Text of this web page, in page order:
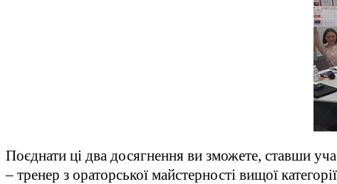
Поєднати ці два досягнення ви зможете, ставши
– тренер з ораторської майстерності вищої